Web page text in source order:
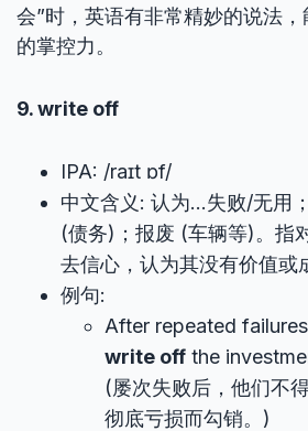
会”时，英语有非常精妙的说法
的掌控力。
9. write off
IPA: /raɪt ɒf/
中文含义: 认为…失败/无用
(债务)；报废 (车辆等)。指
去信心，认为其没有价值或
例句:
After repeated
write off the
(屡次失败后，他们不
彻底亏损而勾销。)